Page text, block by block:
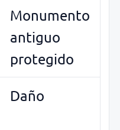
Monumento
antiguo
protegido
Daño